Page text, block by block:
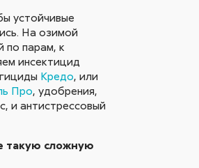
устойчивые
На озимой
по парам, к
инсектицид
Кредо, или
Про, удобрения,
и антистрессовый
такую сложную